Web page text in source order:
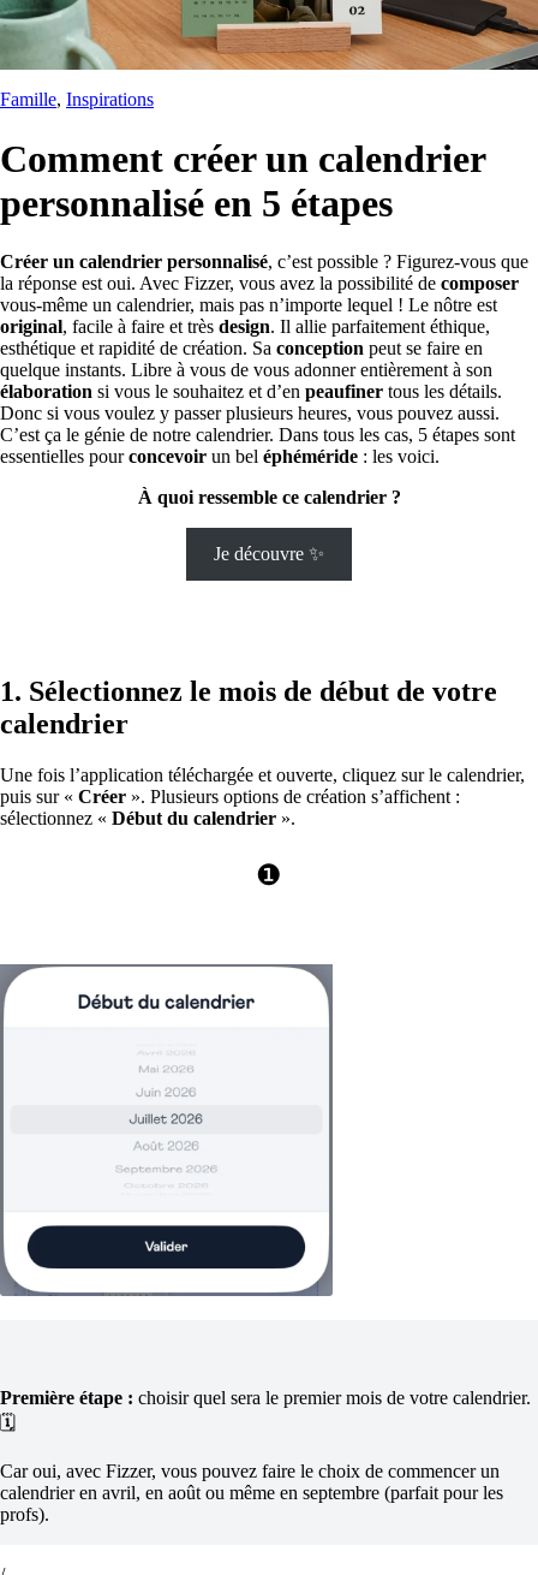
Famille, Inspirations
Comment créer un calendrier
personnalisé en 5 étapes
Créer un calendrier personnalisé, c’est possible ? Figurez-vous que
la réponse est oui. Avec Fizzer, vous avez la possibilité de composer
vous-même un calendrier, mais pas n’importe lequel ! Le nôtre est
original, facile à faire et très design. Il allie parfaitement éthique,
esthétique et rapidité de création. Sa conception peut se faire en
quelque instants. Libre à vous de vous adonner entièrement à son
élaboration si vous le souhaitez et d’en peaufiner tous les détails.
Donc si vous voulez y passer plusieurs heures, vous pouvez aussi.
C’est ça le génie de notre calendrier. Dans tous les cas, 5 étapes sont
essentielles pourconcevoir un bel éphéméride : les voici.
À quoi ressemble ce calendrier ?
Je découvre ✨
1. Sélectionnez le mois de début de votre
calendrier
Une fois l’application téléchargée et ouverte, cliquez sur le calendrier,
puis sur « Créer ». Plusieurs options de création s’affichent :
sélectionnez « Début du calendrier ».
❶
Première étape : choisir quel sera le premier mois de votre calendrier.
🗓️
Car oui, avec Fizzer, vous pouvez faire le choix de commencer un
calendrier en avril, en août ou même en septembre (parfait pour les
profs).